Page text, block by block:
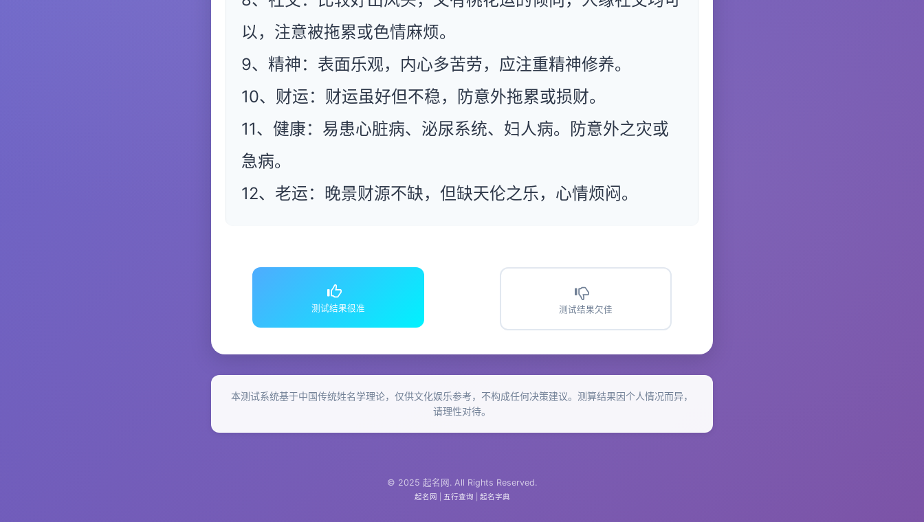
以，注意被拖累或色情麻烦。
9、精神：表面乐观，内心多苦劳，应注重精神修养。
10、财运：财运虽好但不稳，防意外拖累或损财。
11、健康：易患心脏病、泌尿系统、妇人病。防意外之灾或
急病。
12、老运：晚景财源不缺，但缺天伦之乐，心情烦闷。
测试结果很准 测试结果欠佳
本测试系统基于中国传统姓名学理论，仅供文化娱乐参考，不构成任何决策建议。测算结果因个人情况而异，
请理性对待。
© 2025 起名网. All Rights Reserved.
起名网 五行查询 起名字典